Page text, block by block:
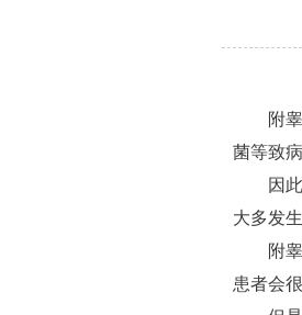
附睾炎
菌等致
因此，
大多发
附睾是
患者会